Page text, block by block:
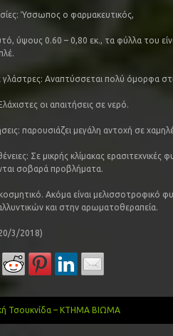
Ύσσωπος ο φαρμακευτικός,
ύψους 0.60 – 0,80 εκ., τα φύλλα του
Αναπτύσσεται πολύ όμορφα
οι απαιτήσεις σε νερό.
παρουσιάζει μεγάλη αντοχή σε
Σε μικρής κλίμακας
σοβαρά προβλήματα.
Ακόμα είναι μελισσοτροφικό
και στην αρωματοθεραπεία.
3/2018)
Τσουκνίδα – ΚΤΗΜΑ ΒΙΩΜΑ